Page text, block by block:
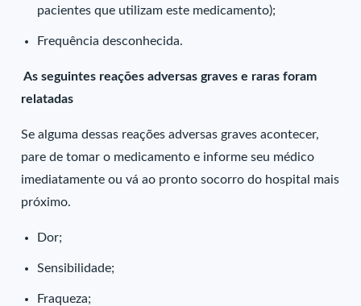
pacientes que utilizam este medicamento);
Frequência desconhecida.
As seguintes reações adversas graves e raras foram
relatadas
Se alguma dessas reações adversas graves acontecer,
pare de tomar o medicamento e informe seu médico
imediatamente ou vá ao pronto socorro do hospital mais
próximo.
Dor;
Sensibilidade;
Fraqueza;